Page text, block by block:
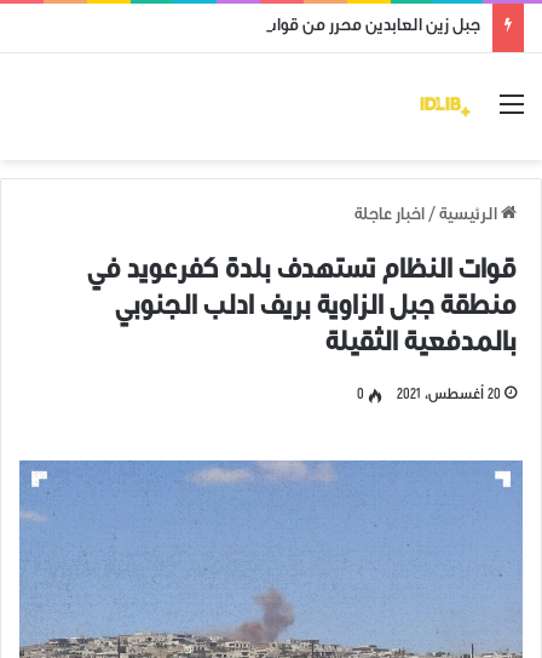
جبل زين العابدين محرر من قوات النظام وميليشياته
القائمة
الرئيسية / اخبار عاجلة
قوات النظام تستهدف بلدة كفرعويد في
منطقة جبل الزاوية بريف ادلب الجنوبي
بالمدفعية الثقيلة
20 أغسطس، 2021 0